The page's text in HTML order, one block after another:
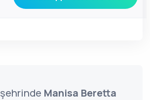
şehrinde Manisa Beretta